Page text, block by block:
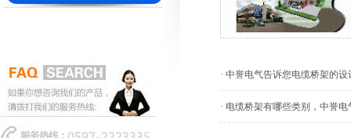
· 中誉电气告诉您电缆桥架的设
· 电缆桥架有哪些类别，中誉电